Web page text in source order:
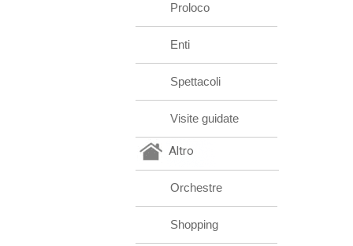
Proloco
Enti
Spettacoli
Visite guidate
Altro
Orchestre
Shopping